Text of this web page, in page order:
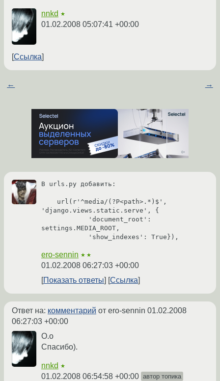
nnkd ★
01.02.2008 05:07:41 +00:00
Ссылка
← →
В urls.py добавить:
'django.views.static.serve', {
settings.MEDIA_ROOT,
ero-sennin ★★
01.02.2008 06:27:03 +00:00
Показать ответы
Ссылка
Ответ на: комментарий от ero-sennin 01.02.2008
06:27:03 +00:00
O.o
Спасибо).
nnkd ★
01.02.2008 06:54:58 +00:00 автор топика